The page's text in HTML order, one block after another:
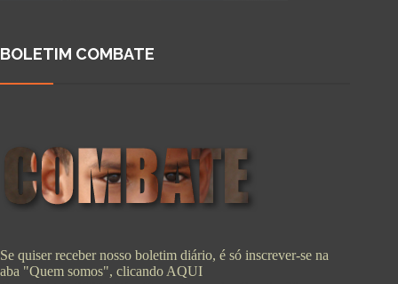
BOLETIM COMBATE
Se quiser receber nosso boletim diário, é só inscrever-se na
aba "Quem somos", clicando AQUI